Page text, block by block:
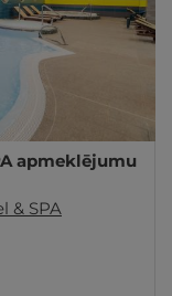
apmeklējumu
& SPA